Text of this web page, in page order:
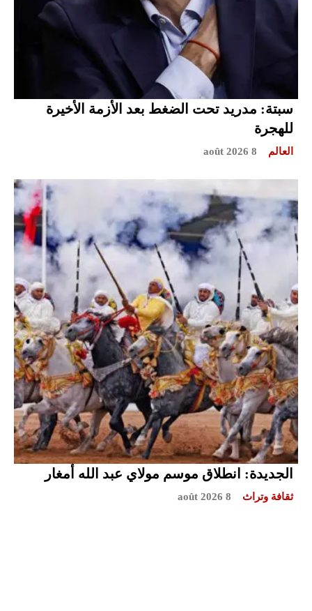
سبتة: مدريد تحت الضغط بعد الأزمة الأخيرة
للهجرة
العالم 8 août 2026
الجديدة: انطلاق موسم مولاي عبد الله أمغار
ثقافة وتراث 8 août 2026